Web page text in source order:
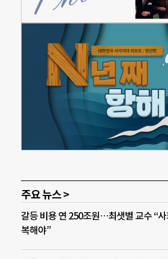
주요 뉴스 >
갈등 비용 연 250조원…최샛별 교수 “사
복해야”